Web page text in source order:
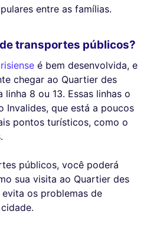
entre as famílias.
transportes públicos?
é bem desenvolvida, e
chegar ao Quartier des
linha 8 ou 13. Essas linhas o
Invalides, que está a poucos
pontos turísticos, como o
públicos, você poderá
sua visita ao Quartier des
os problemas de